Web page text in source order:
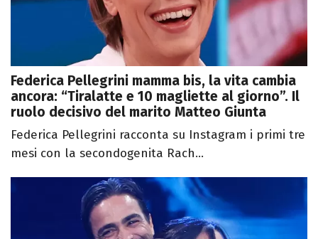
Federica Pellegrini mamma bis, la vita cambia
ancora: “Tiralatte e 10 magliette al giorno”. Il
ruolo decisivo del marito Matteo Giunta
Federica Pellegrini racconta su Instagram i primi tre
mesi con la secondogenita Rach...